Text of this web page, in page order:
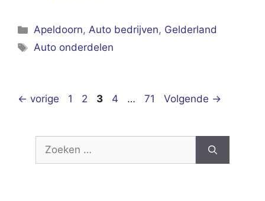
Categorieën
Apeldoorn,Auto bedrijven, Gelderland
Tags
Auto onderdelen
← vorige Pagina
1 Pagina
2 Pagina
3 Pagina
4 … Pagina
71 Volgende →
Zoek